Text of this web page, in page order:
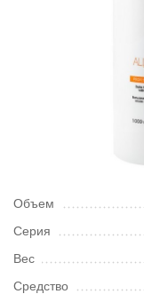
Объем
Серия
Вес
Средство